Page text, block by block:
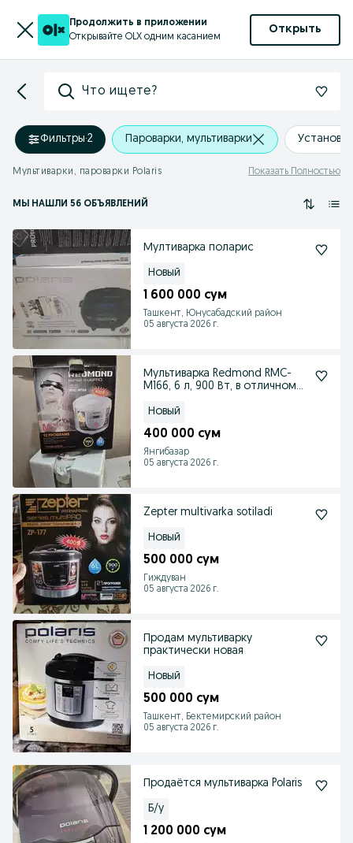
Продолжить в приложении
Открывайте OLX одним касанием
Открыть
Что ищете?
Фильтры·2 Пароварки, мультиварки
Мультиварки, пароварки Polaris Показать Полностью
МЫ НАШЛИ 56 ОБЪЯВЛЕНИЙ
Мултиварка поларис
Новый
1 600 000 сум
Ташкент, Юнусабадский район
05 августа 2026 г.
Мультиварка Redmond RMC-
M166, 6 л, 900 Вт, в отличном
Новый
400 000 сум
Янгибазар
05 августа 2026 г.
Zepter multivarka sotiladi
Новый
500 000 сум
Гиждуван
05 августа 2026 г.
Продам мультиварку
практически новая
Новый
500 000 сум
Ташкент, Бектемирский район
05 августа 2026 г.
Продаётся мультиварка Polaris
Б/у
1 200 000 сум